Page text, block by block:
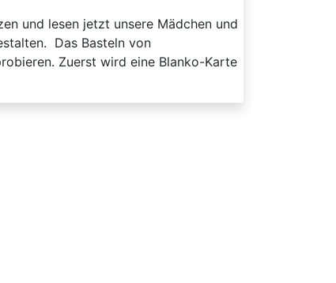
und lesen jetzt unsere Mädchen und
Das Basteln von
Zuerst wird eine Blanko-Karte